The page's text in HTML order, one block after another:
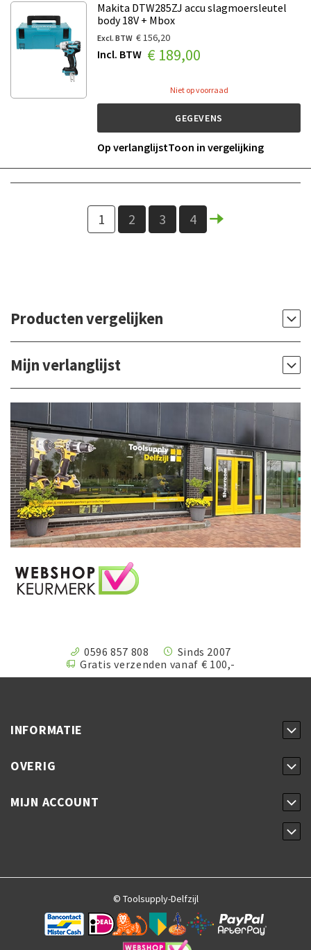
Makita DTW285ZJ accu slagmoersleutel
body 18V + Mbox
€ 156,20
€ 189,00
Niet op voorraad
GEGEVENS
Op verlanglijstToon in vergelijking
1 2 3 4
Producten vergelijken
Mijn verlanglijst
0596 857 808
Sinds 2007
Gratis verzenden vanaf € 100,-
INFORMATIE
OVERIG
MIJN ACCOUNT
© Toolsupply-Delfzijl